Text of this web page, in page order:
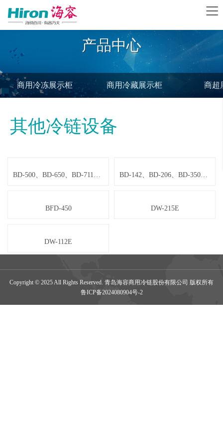
产品中心
商用冷冻展示柜 商用冷藏展示柜 商超
其他冷链设备
BD-500、BD-650、BD-711、BD-1028 BD-142、BD-206、BD-350、BD-450
BFD-450 DW-215E
DW-112E
Copyright © 2025 All Rights Reserved. 青岛海容商用冷链股份有限公司 版权所有
鲁ICP备2024080904号-2